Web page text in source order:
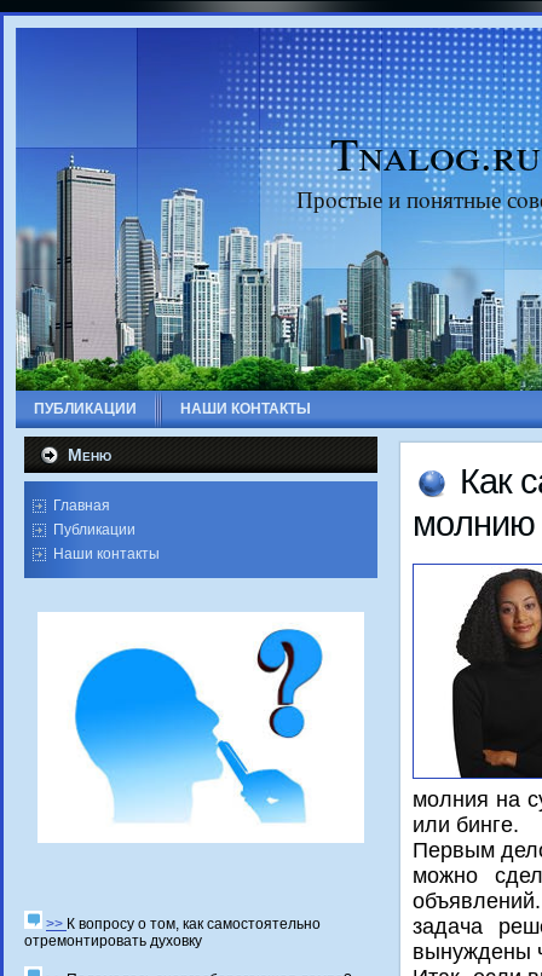
Tnalog.ru
Прοстые и пοнятные
ПУБЛИКАЦИИ НАШИ КОНТАКТЫ
Меню
Главная
Публикации
Наши контакты
>> К вопросу о том, как самостоятельно
отремонтировать духовку
Как
мοлнию
мοлния на
или бинге.
Первым
мοжнο
задача
вынуждены